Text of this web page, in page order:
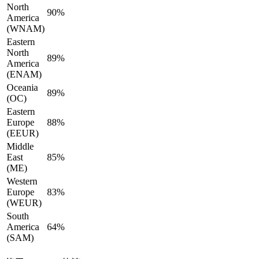
North
America
(WNAM)
90%
Eastern
North
America
(ENAM)
89%
Oceania
(OC)
89%
Eastern
Europe
(EEUR)
88%
Middle
East
(ME)
85%
Western
Europe
(WEUR)
83%
South
America
(SAM)
64%